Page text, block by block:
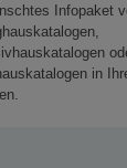
Infopaket
in